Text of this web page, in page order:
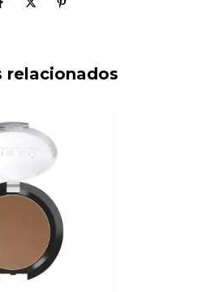
relacionados